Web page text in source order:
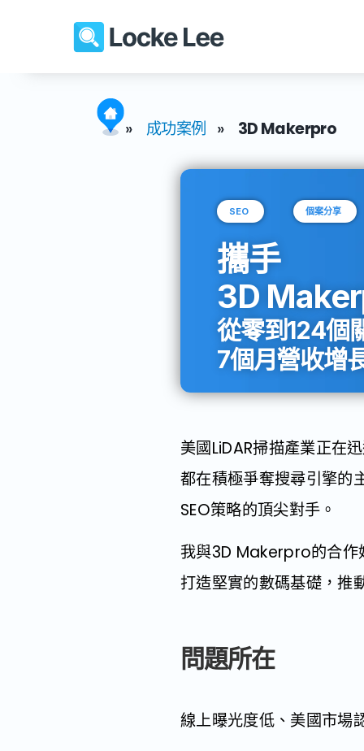
» 成功案例 » 3D Makerpro
SEO 個案分享
攜手
3D
從零到124個
7個月營收增
美國LiDAR掃描產業正在
都在積極爭奪搜尋引擎的
SEO策略的頂尖對手。
我與3D Makerpro的合作
打造堅實的數碼基礎，推
問題所在
線上曝光度低、美國市場